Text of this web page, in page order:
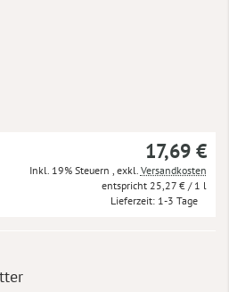
17,69 €
Inkl. 19% Steuern exkl. Versandkosten
25,27 € / 1 l
Lieferzeit 1-3 Tage